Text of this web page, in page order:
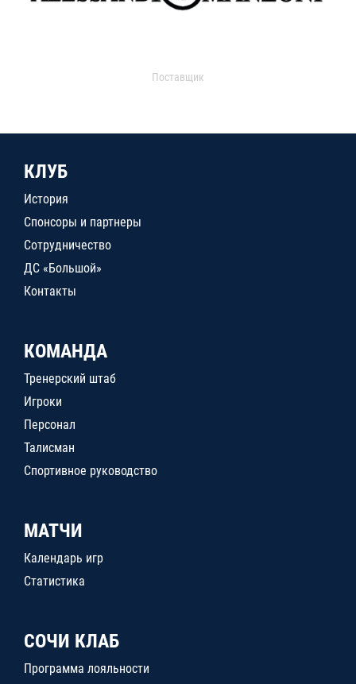
Поставщик
КЛУБ
История
Спонсоры и партнеры
Сотрудничество
ДС «Большой»
Контакты
КОМАНДА
Тренерский штаб
Игроки
Персонал
Талисман
Спортивное руководство
МАТЧИ
Календарь игр
Статистика
СОЧИ КЛАБ
Программа лояльности